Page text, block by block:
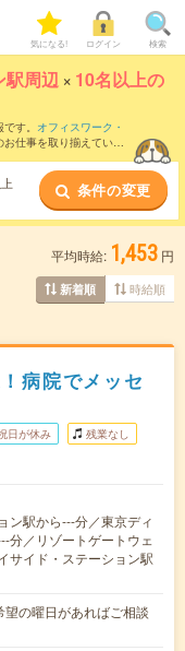
気になる! ログイン 検索
駅周辺 × 10名以上の
す。 オフィスワーク・
お仕事を取り揃えていま
条件の変更
平均時給: 1,453 円
新着順 時給順
病院でメッセ
日が休み 残業なし
ン駅から---分／東京ディ
分／リゾートゲートウェ
サイド・ステーション駅
の曜日があればご相談